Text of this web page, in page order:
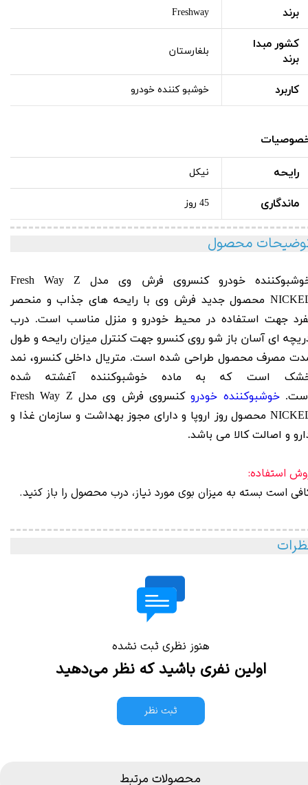
برند Freshway
کشور مبدا
برند
بلغارستان
کاربرد خوشبو کننده خودرو
رایحه نیکل
ماندگاری 45 روز
محصول
خودرو کنسروی فرش وی مدل Fresh WayZ
NICKEL محصول جدید فرش وی با رایحه های جذاب و منحصر
جهت استفاده در محیط خودرو و منزل مناسب است. درب
ای آسان باز شو روی کنسرو جهت کنترل میزان رایحه و طول
مصرف محصول طراحی شده است. متریال داخلی کنسرو، نمد
است که به ماده خوشبوکننده آغشته شده
خوشبوکننده خودرو
کنسروی فرش وی مدل Fresh Way Z
NICKEL محصول روز اروپا و دارای مجوز بهداشت و سازمان غذا و
و اصالت کالا می باشد.
استفاده:
است بسته به میزان بوی مورد نیاز، درب محصول را باز کنید.
هنوز نظری ثبت نشده
اولین نفری باشید که نظر می‌دهید
ثبت نظر
محصولات مرتبط